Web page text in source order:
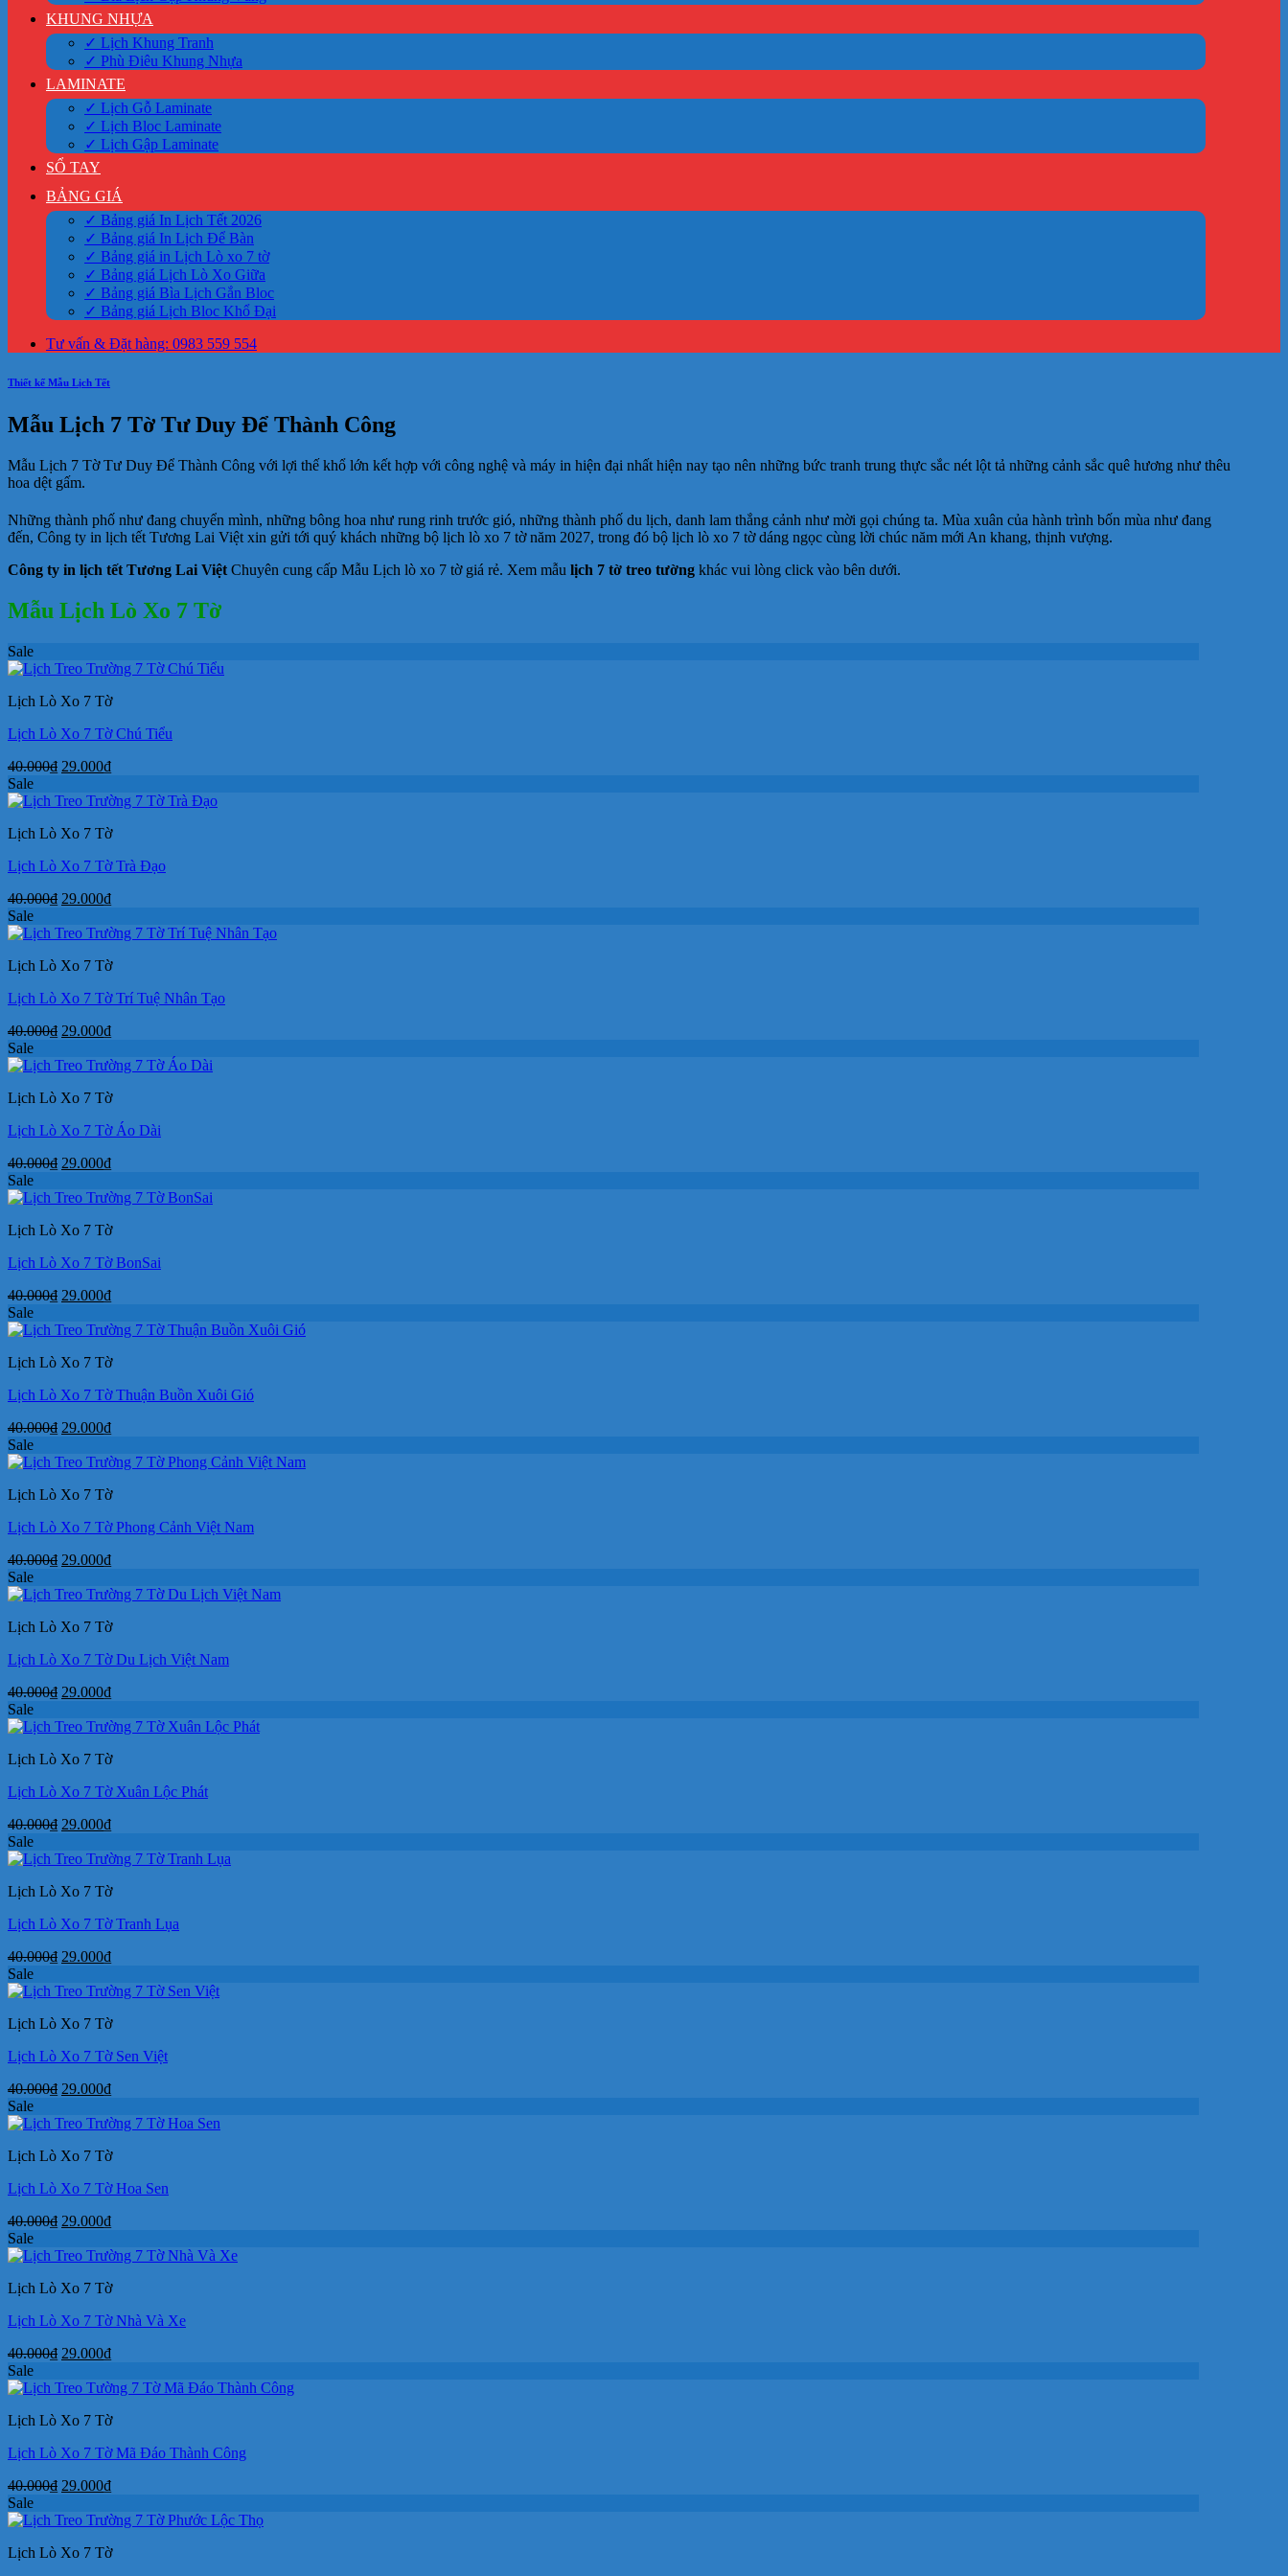
KHUNG NHỰA
✓ Lịch Khung Tranh
✓ Phù Điêu Khung Nhựa
LAMINATE
✓ Lịch Gỗ Laminate
✓ Lịch Bloc Laminate
✓ Lịch Gập Laminate
SỔ TAY
BẢNG GIÁ
✓ Bảng giá In Lịch Tết 2026
✓ Bảng giá In Lịch Để Bàn
✓ Bảng giá in Lịch Lò xo 7 tờ
✓ Bảng giá Lịch Lò Xo Giữa
✓ Bảng giá Bìa Lịch Gắn Bloc
✓ Bảng giá Lịch Bloc Khổ Đại
Tư vấn & Đặt hàng: 0983 559 554
Thiết kế Mẫu Lịch Tết
Mẫu Lịch 7 Tờ Tư Duy Để Thành Công
Mẫu Lịch 7 Tờ Tư Duy Để Thành Công với lợi thế khổ lớn kết hợp với công nghệ và máy in hiện đại nhất hiện nay tạo nên những bức tranh trung thực sắc nét lột tả những cảnh sắc quê hương như thêu
hoa dệt gấm.
Những thành phố như đang chuyển mình, những bông hoa như rung rinh trước gió, những thành phố du lịch, danh lam thắng cảnh như mời gọi chúng ta. Mùa xuân của hành trình bốn mùa như đang
đến, Công ty in lịch tết Tương Lai Việt xin gửi tới quý khách những bộ lịch lò xo 7 tờ năm 2027, trong đó bộ lịch lò xo 7 tờ dáng ngọc cùng lời chúc năm mới An khang, thịnh vượng.
Công ty in lịch tết Tương Lai Việt Chuyên cung cấp Mẫu Lịch lò xo 7 tờ giá rẻ. Xem mẫu lịch 7 tờ treo tường khác vui lòng click vào bên dưới.
Mẫu Lịch Lò Xo 7 Tờ
Sale
Lịch Lò Xo 7 Tờ
Lịch Lò Xo 7 Tờ Chú Tiểu
40.000₫ Giá
là:
29.000₫Giá
tại
29.000₫.
Sale
Lịch Lò Xo 7 Tờ
Lịch Lò Xo 7 Tờ Trà Đạo
40.000₫ Giá
là:
29.000₫Giá
tại
29.000₫.
Sale
Lịch Lò Xo 7 Tờ
Lịch Lò Xo 7 Tờ Trí Tuệ Nhân Tạo
40.000₫ Giá
là:
29.000₫Giá
tại
29.000₫.
Sale
Lịch Lò Xo 7 Tờ
Lịch Lò Xo 7 Tờ Áo Dài
40.000₫ Giá
là:
29.000₫Giá
tại
29.000₫.
Sale
Lịch Lò Xo 7 Tờ
Lịch Lò Xo 7 Tờ BonSai
40.000₫ Giá
là:
29.000₫Giá
tại
29.000₫.
Sale
Lịch Lò Xo 7 Tờ
Lịch Lò Xo 7 Tờ Thuận Buồn Xuôi Gió
40.000₫ Giá
là:
29.000₫Giá
tại
29.000₫.
Sale
Lịch Lò Xo 7 Tờ
Lịch Lò Xo 7 Tờ Phong Cảnh Việt Nam
40.000₫ Giá
là:
29.000₫Giá
tại
29.000₫.
Sale
Lịch Lò Xo 7 Tờ
Lịch Lò Xo 7 Tờ Du Lịch Việt Nam
40.000₫ Giá
là:
29.000₫Giá
tại
29.000₫.
Sale
Lịch Lò Xo 7 Tờ
Lịch Lò Xo 7 Tờ Xuân Lộc Phát
40.000₫ Giá
là:
29.000₫Giá
tại
29.000₫.
Sale
Lịch Lò Xo 7 Tờ
Lịch Lò Xo 7 Tờ Tranh Lụa
40.000₫ Giá
là:
29.000₫Giá
tại
29.000₫.
Sale
Lịch Lò Xo 7 Tờ
Lịch Lò Xo 7 Tờ Sen Việt
40.000₫ Giá
là:
29.000₫Giá
tại
29.000₫.
Sale
Lịch Lò Xo 7 Tờ
Lịch Lò Xo 7 Tờ Hoa Sen
40.000₫ Giá
là:
29.000₫Giá
tại
29.000₫.
Sale
Lịch Lò Xo 7 Tờ
Lịch Lò Xo 7 Tờ Nhà Và Xe
40.000₫ Giá
là:
29.000₫Giá
tại
29.000₫.
Sale
Lịch Lò Xo 7 Tờ
Lịch Lò Xo 7 Tờ Mã Đáo Thành Công
40.000₫ Giá
là:
29.000₫Giá
tại
29.000₫.
Sale
Lịch Lò Xo 7 Tờ